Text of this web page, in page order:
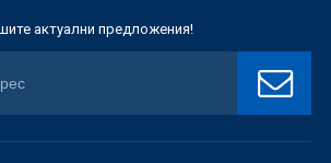
актуални предложения!